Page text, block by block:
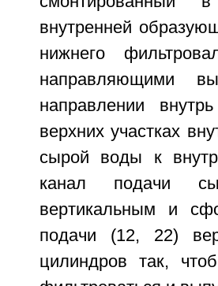
внутренней
нижнего
направляющими
направлении
верхних участках
сырой воды к
канал подачи
вертикальным и
подачи (12, 22)
цилиндров так,